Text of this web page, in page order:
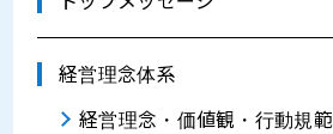
経営理念体系
経営理念・価値観・行動規範